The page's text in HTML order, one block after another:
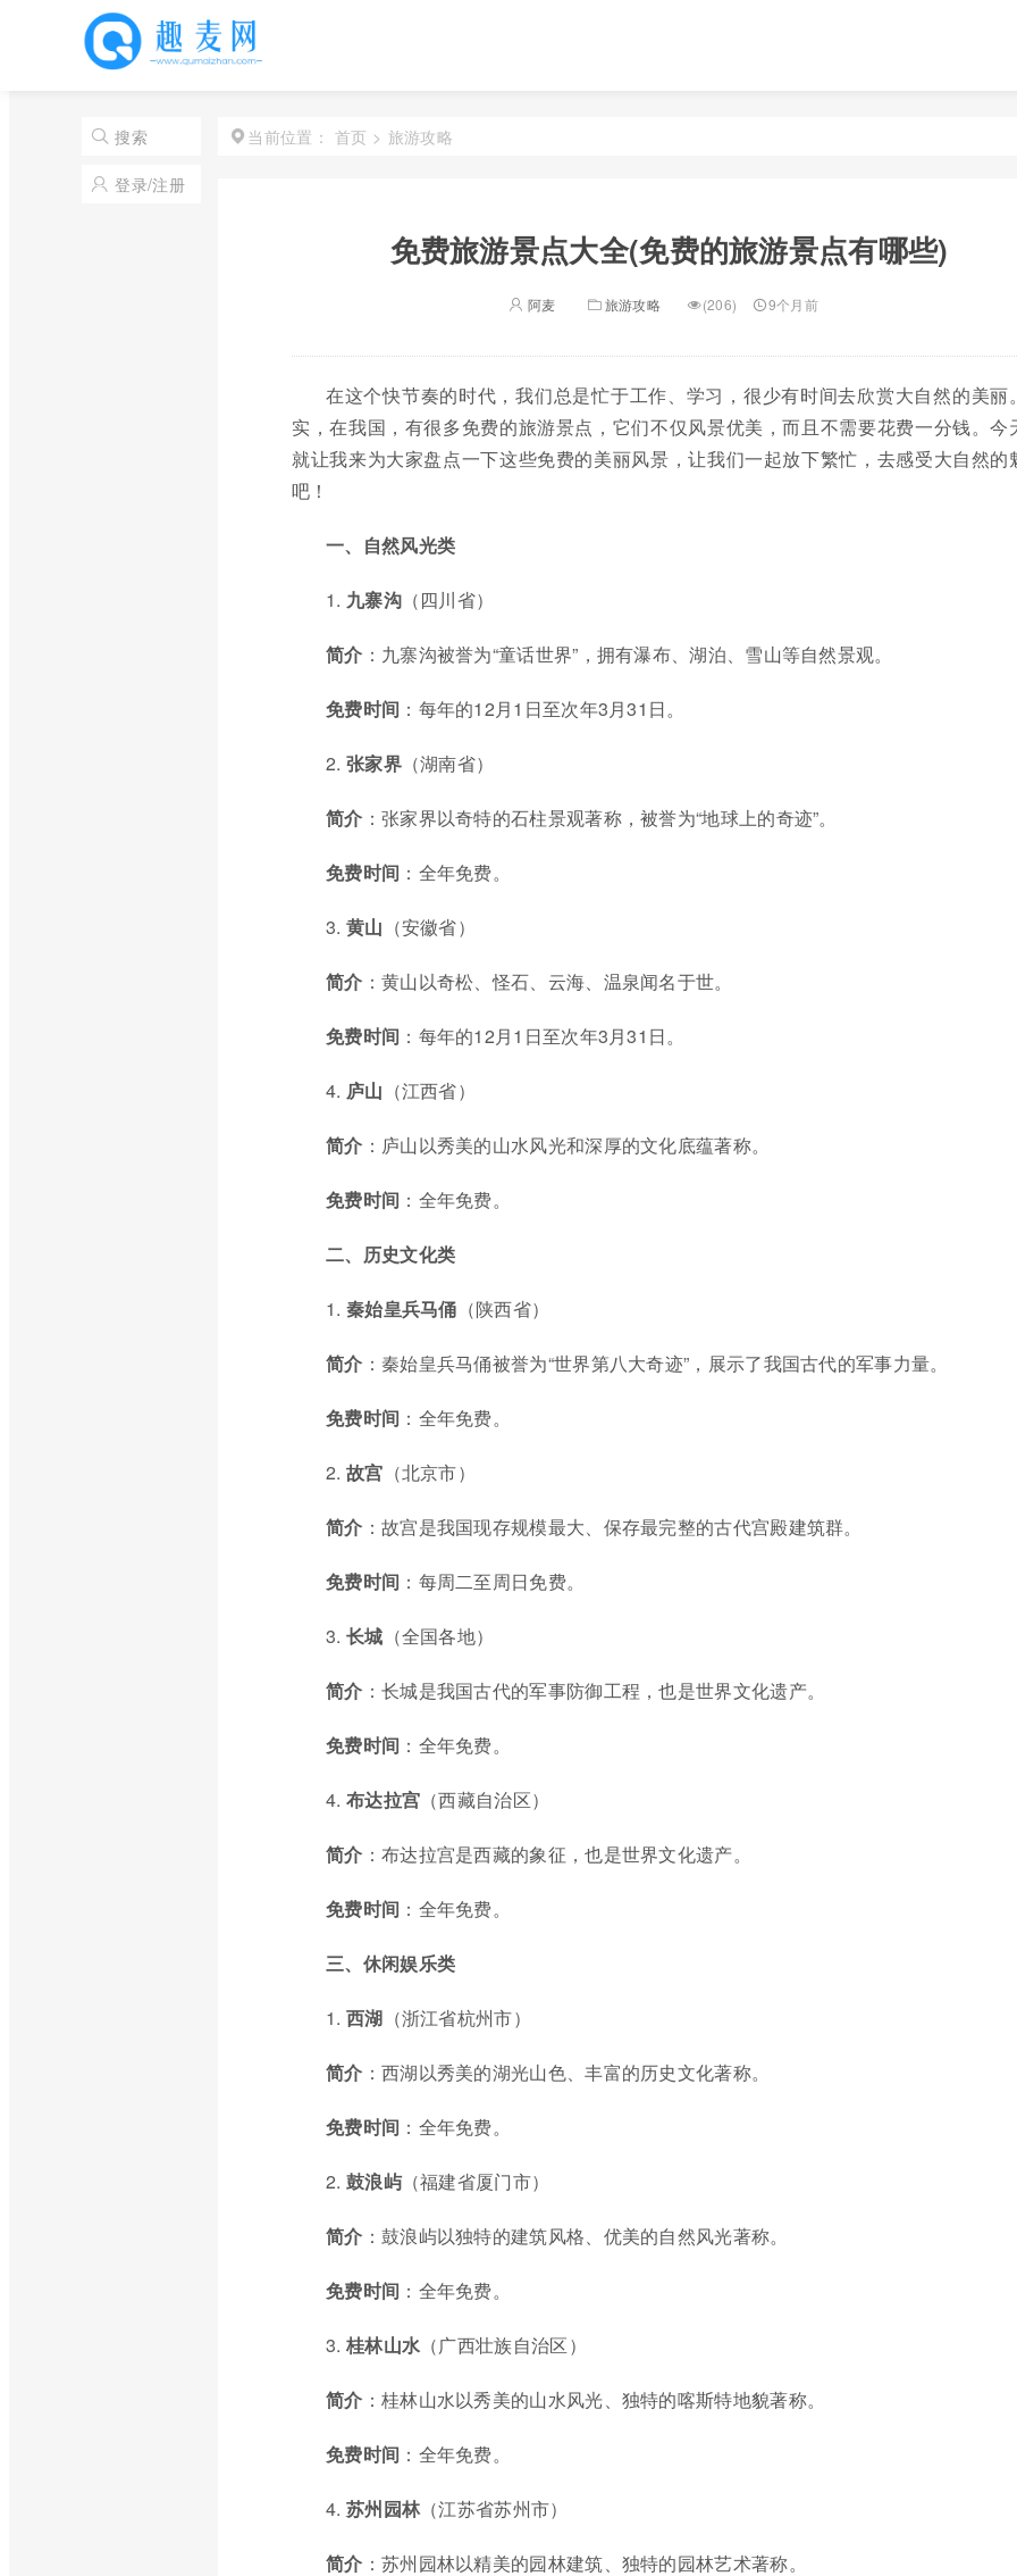
搜索
登录/注册
当前位置： 首页 > 旅游攻略
免费旅游景点大全(免费的旅游景点有哪些)
阿麦 旅游攻略 (206) 9个月前
在这个快节奏的时代，我们总是忙于工作、学习，很少有时间去欣赏大自然的美丽
实，在我国，有很多免费的旅游景点，它们不仅风景优美，而且不需要花费一分钱。今
就让我来为大家盘点一下这些免费的美丽风景，让我们一起放下繁忙，去感受大自然的
吧！
一、自然风光类
1. 九寨沟（四川省）
简介 ：九寨沟被誉为“童话世界”，拥有瀑布、湖泊、雪山等自然景观。
免费时间 ：每年的12月1日至次年3月31日。
2. 张家界（湖南省）
简介 ：张家界以奇特的石柱景观著称，被誉为“地球上的奇迹”。
免费时间 ：全年免费。
3. 黄山 （安徽省）
简介 ：黄山以奇松、怪石、云海、温泉闻名于世。
免费时间 ：每年的12月1日至次年3月31日。
4. 庐山 （江西省）
简介 ：庐山以秀美的山水风光和深厚的文化底蕴著称。
免费时间 ：全年免费。
二、历史文化类
1. 秦始皇兵马俑 （陕西省）
简介 ：秦始皇兵马俑被誉为“世界第八大奇迹”，展示了我国古代的军事力量。
免费时间 ：全年免费。
2. 故宫 （北京市）
简介 ：故宫是我国现存规模最大、保存最完整的古代宫殿建筑群。
免费时间 ：每周二至周日免费。
3. 长城 （全国各地）
简介 ：长城是我国古代的军事防御工程，也是世界文化遗产。
免费时间 ：全年免费。
4. 布达拉宫 （西藏自治区）
简介 ：布达拉宫是西藏的象征，也是世界文化遗产。
免费时间 ：全年免费。
三、休闲娱乐类
1. 西湖 （浙江省杭州市）
简介 ：西湖以秀美的湖光山色、丰富的历史文化著称。
免费时间 ：全年免费。
2. 鼓浪屿（福建省厦门市）
简介 ：鼓浪屿以独特的建筑风格、优美的自然风光著称。
免费时间 ：全年免费。
3. 桂林山水 （广西壮族自治区）
简介 ：桂林山水以秀美的山水风光、独特的喀斯特地貌著称。
免费时间 ：全年免费。
4. 苏州园林（江苏省苏州市）
简介 ：苏州园林以精美的园林建筑、独特的园林艺术著称。